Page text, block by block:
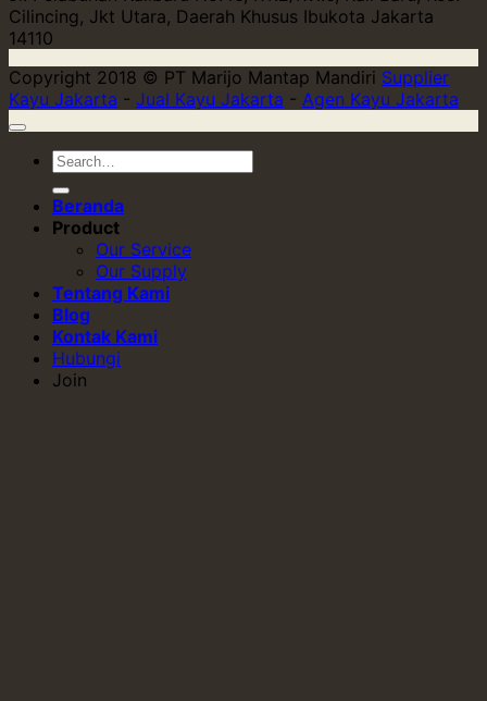
Cilincing, Jkt Utara, Daerah Khusus Ibukota Jakarta
14110
Copyright 2018 © PT Marijo Mantap Mandiri Supplier
Kayu Jakarta - Jual Kayu Jakarta - Agen Kayu Jakarta
Beranda
Product
Our Service
Our Supply
Tentang Kami
Blog
Kontak Kami
Hubungi
Join